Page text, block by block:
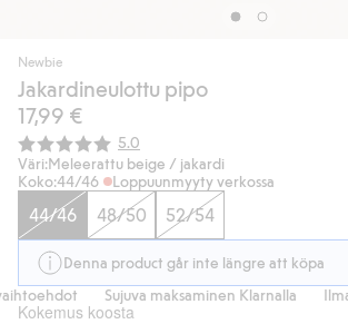
Newbie
Jakardineulottu pipo
17,99 €
Keskimääräinen luokitus:
5.0
Väri:Meleerattu beige / jakardi
Koko:44/46 Loppuunmyyty verkossa
44/46 48/50 52/54
Denna product går inte längre att köpa
Sujuva maksaminen Klarnalla
Kokemus koosta